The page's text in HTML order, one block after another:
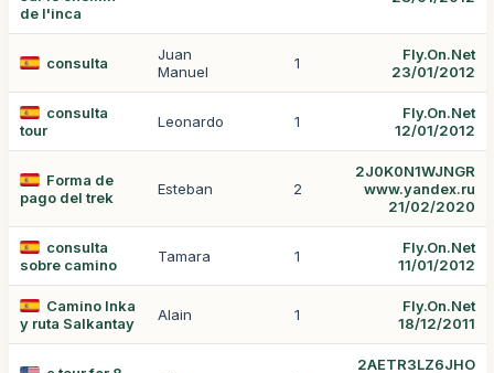
de l'inca
consulta
Juan
Manuel
1
Fly.On.Net
23/01/2012
consulta
tour
Leonardo 1
Fly.On.Net
12/01/2012
Forma de
pago del trek
Esteban 2
2J0K0N1WJNGR
www.yandex.ru
21/02/2020
consulta
sobre camino
Tamara 1
Fly.On.Net
11/01/2012
Camino Inka
y ruta Salkantay
Alain 1
Fly.On.Net
18/12/2011
2AETR3LZ6JHO